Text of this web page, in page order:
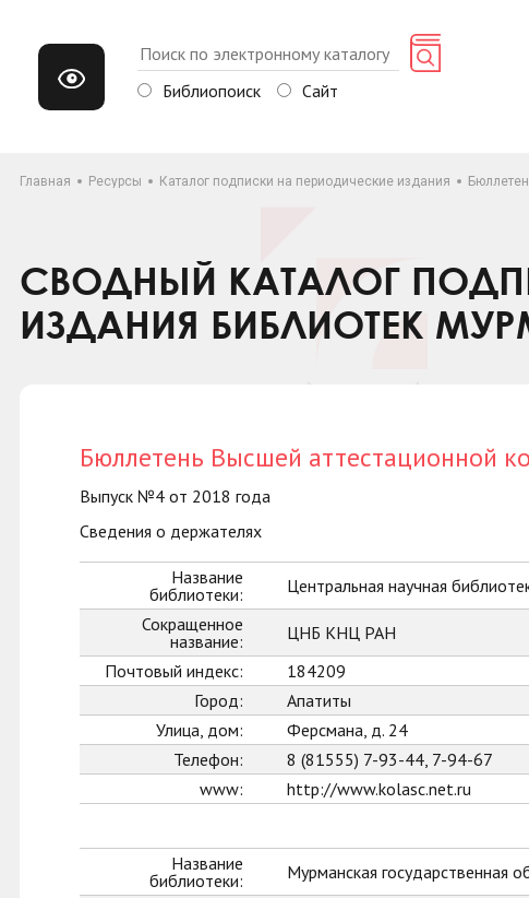
Библиопоиск Сайт
Главная Ресурсы Каталог подписки на периодические издания
СВОДНЫЙ КАТАЛОГ
ИЗДАНИЯ БИБЛИОТЕК
Бюллетень Высшей аттестационной
Выпуск №4 от 2018 года
Сведения о держателях
Название
библиотеки:
Центральная научная
Сокращенное
название:
ЦНБ КНЦ РАН
Почтовый индекс:
184209
Город:
Апатиты
Улица, дом:
Ферсмана, д. 24
Телефон:
8 (81555) 7-93-44, 7-94-67
www:
http://www.kolasc.net.ru
Название
библиотеки:
Мурманская государственная